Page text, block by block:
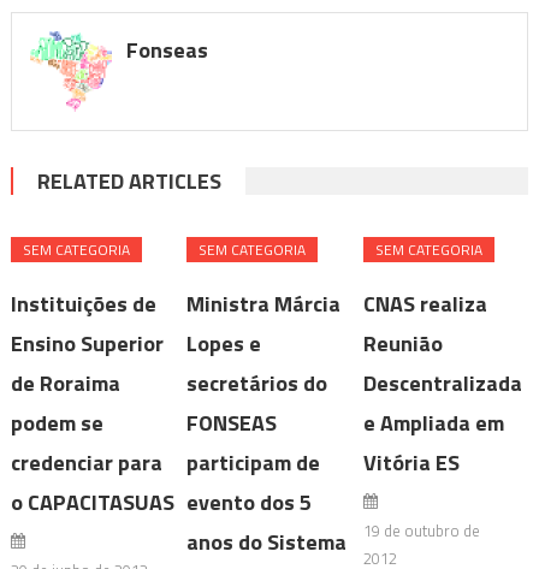
Fonseas
RELATED ARTICLES
SEM CATEGORIA
Instituições de
Ensino Superior
de Roraima
podem se
credenciar para
o CAPACITASUAS
SEM CATEGORIA
Ministra Márcia
Lopes e
secretários do
FONSEAS
participam de
evento dos 5
anos do Sistema
SEM CATEGORIA
CNAS realiza
Reunião
Descentralizada
e Ampliada em
Vitória ES
19 de outubro de
2012